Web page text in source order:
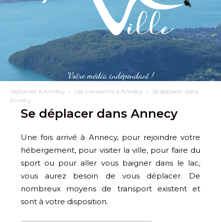
Votre média indépendant !
Séjourner à Annecy Les transports à Annecy
Se déplacer dans
Annecy
Se déplacer dans Annecy
Une fois arrivé à Annecy, pour rejoindre votre
hébergement, pour visiter la ville, pour faire du
sport ou pour aller vous baigner dans le lac,
vous aurez besoin de vous déplacer. De
nombreux moyens de transport existent et
sont à votre disposition.